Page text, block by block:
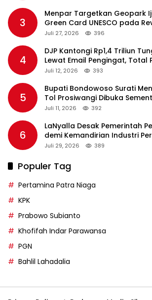
3
Menpar Targetkan Geopark
Green Card UNESCO pada
2026
Juli 27, 2026 396
4
DJP Kantongi Rp1,4 Triliun
Lewat Email Pengingat, Total
Rp36 Triliun
Juli 12, 2026 393
5
Bupati Bondowoso Surati
Tol Prosiwangi Dibuka
Juli 11, 2026 392
6
LaNyalla Desak Pemerintah
demi Kemandirian Industri
Juli 29, 2026 389
Populer Tag
Pertamina Patra Niaga
KPK
Prabowo Subianto
Khofifah Indar Parawansa
PGN
Bahlil Lahadalia